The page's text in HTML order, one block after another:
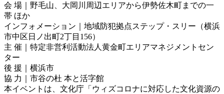
会 場｜野毛山、大岡川周辺エリアから伊勢佐木町までの一
帯 ほか
インフォメーション｜地域防犯拠点ステップ・スリー（横浜
市中区日ノ出町2丁目156）
主 催｜特定非営利活動法人黄金町エリアマネジメントセン
ター
後 援｜横浜市
協 力｜市谷の杜 本と活字館
本イベントは、文化庁「ウィズコロナに対応した文化資源の